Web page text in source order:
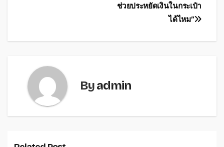
ช่วยประหยัดเงินในกระเป๋า
ได้ไหม”
Byadmin